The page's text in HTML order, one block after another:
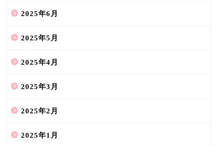
2025年6月
2025年5月
2025年4月
2025年3月
2025年2月
2025年1月